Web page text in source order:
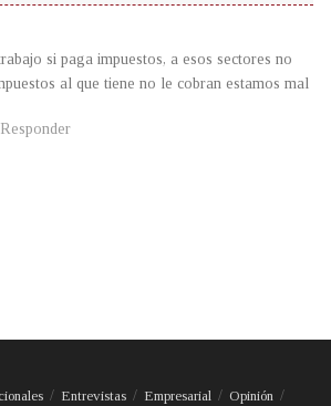
si paga impuestos, a esos sectores no
al que tiene no le cobran estamos mal
Responder
Entrevistas Empresarial
Opinión